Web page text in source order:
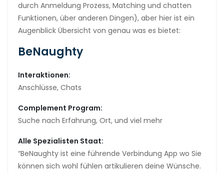
durch Anmeldung Prozess, Matching und chatten
Funktionen, über anderen Dingen), aber hier ist ein
Augenblick Übersicht von genau was es bietet:
BeNaughty
Interaktionen:
Anschlüsse, Chats
Complement Program:
Suche nach Erfahrung, Ort, und viel mehr
Alle Spezialisten Staat:
“BeNaughty ist eine führende Verbindung App wo Sie
können sich wohl fühlen artikulieren deine Wünsche.